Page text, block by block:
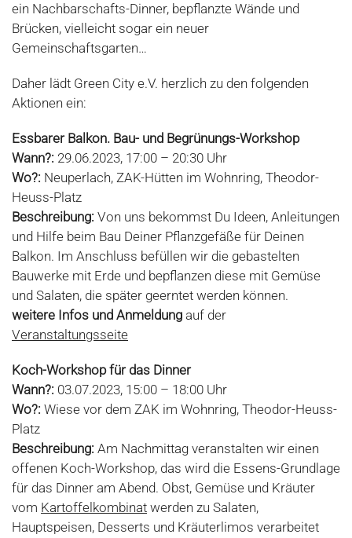
ein Nachbarschafts-Dinner, bepflanzte Wände und
Brücken, vielleicht sogar ein neuer
Gemeinschaftsgarten…
Daher lädt Green City e.V. herzlich zu den folgenden
Aktionen ein:
Essbarer Balkon. Bau- und Begrünungs-Workshop
Wann?: 29.06.2023, 17:00 – 20:30 Uhr
Wo?: Neuperlach, ZAK-Hütten im Wohnring, Theodor-
Heuss-Platz
Beschreibung: Von uns bekommst Du Ideen, Anleitungen
und Hilfe beim Bau Deiner Pflanzgefäße für Deinen
Balkon. Im Anschluss befüllen wir die gebastelten
Bauwerke mit Erde und bepflanzen diese mit Gemüse
und Salaten, die später geerntet werden können.
weitere Infos und Anmeldung auf der
Veranstaltungsseite
Koch-Workshop für das Dinner
Wann?: 03.07.2023, 15:00 – 18:00 Uhr
Wo?: Wiese vor dem ZAK im Wohnring, Theodor-Heuss-
Platz
Beschreibung: Am Nachmittag veranstalten wir einen
offenen Koch-Workshop, das wird die Essens-Grundlage
für das Dinner am Abend. Obst, Gemüse und Kräuter
vom Kartoffelkombinat werden zu Salaten,
Hauptspeisen, Desserts und Kräuterlimos verarbeitet